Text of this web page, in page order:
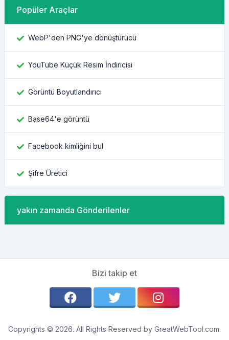
Popüler Araçlar
WebP'den PNG'ye dönüştürücü
YouTube Küçük Resim İndiricisi
Görüntü Boyutlandırıcı
Base64'e görüntü
Facebook kimliğini bul
Şifre Üretici
yakın zamanda Gönderilenler
Bizi takip et
Copyrights © 2026. All Rights Reserved by GreatWebTool.com.